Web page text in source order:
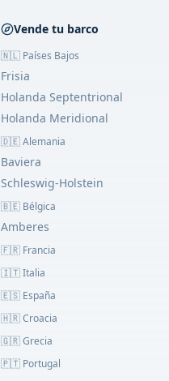
Vende tu barco
🇳🇱 Países Bajos
Frisia
Holanda Septentrional
Holanda Meridional
🇩🇪 Alemania
Baviera
Schleswig-Holstein
🇧🇪 Bélgica
Amberes
🇫🇷 Francia
🇮🇹 Italia
🇪🇸 España
🇭🇷 Croacia
🇬🇷 Grecia
🇵🇹 Portugal